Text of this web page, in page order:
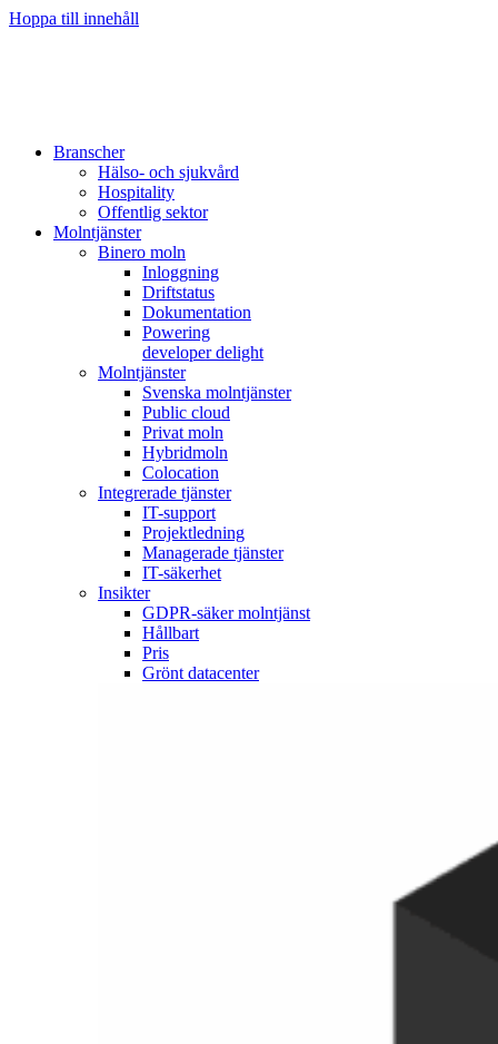
Hoppa till innehåll
Branscher
Hälso- och sjukvård
Hospitality
Offentlig sektor
Molntjänster
Binero moln
Inloggning
Driftstatus
Dokumentation
Powering
developer delight
Molntjänster
Svenska molntjänster
Public cloud
Privat moln
Hybridmoln
Colocation
Integrerade tjänster
IT-support
Projektledning
Managerade tjänster
IT-säkerhet
Insikter
GDPR-säker molntjänst
Hållbart
Pris
Grönt datacenter